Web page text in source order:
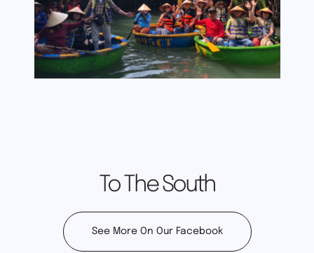
To The South
See More On Our Facebook